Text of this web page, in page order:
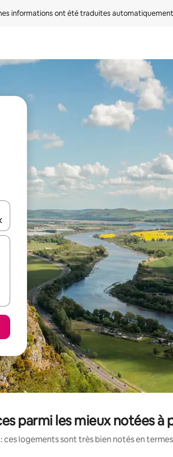
informations ont été traduites
le haut et vers le bas pour les parcourir ou en
parmi les mieux notées
ces logements sont très bien notés en